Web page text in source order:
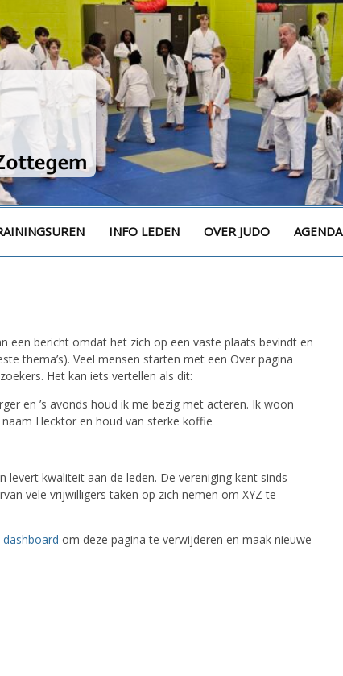
INFO LEDEN OVER JUDO AGENDA
een bericht omdat het zich op een vaste plaats bevindt en
thema’s). Veel mensen starten met een Over pagina
Het kan iets vertellen als dit:
en ’s avonds houd ik me bezig met acteren. Ik woon
Hecktor en houd van sterke koffie
levert kwaliteit aan de leden. De vereniging kent sinds
vele vrijwilligers taken op zich nemen om XYZ te
dashboard om deze pagina te verwijderen en maak nieuwe